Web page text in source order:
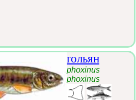
гольян
phoxinus
phoxinus